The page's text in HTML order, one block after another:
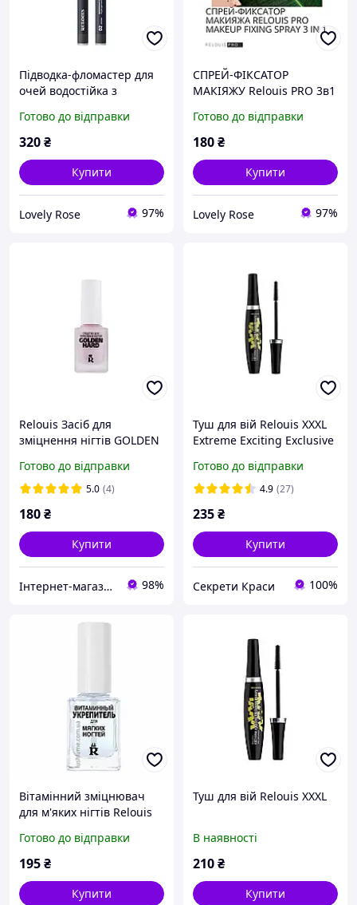
Підводка-фломастер для
очей водостійка з
Коричневий)
Готово до відправки
320₴
Купити
Lovely Rose 97%
СПРЕЙ-ФІКСАТОР
МАКІЯЖУ Relouis PRO 3в1
Готово до відправки
180₴
Купити
Lovely Rose 97%
Relouis Засіб для
зміцнення нігтів GOLDEN
Готово до відправки
5.0 (4)
180₴
Купити
Інтернет-магазин косметики "Lushlume" 98%
Туш для вій Relouis XXXL
Extreme Exciting Exclusive
обсяг та легкість
Готово до відправки
4.9 (27)
235₴
Купити
Секрети Краси 100%
Вітамінний зміцнювач
для м'яких нігтів Relouis
Готово до відправки
195₴
Купити
Туш для вій Relouis XXXL
В наявності
210₴
Купити